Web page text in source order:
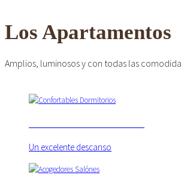
Los Apartamentos
Amplios, luminosos y con todas las
Un excelente descanso